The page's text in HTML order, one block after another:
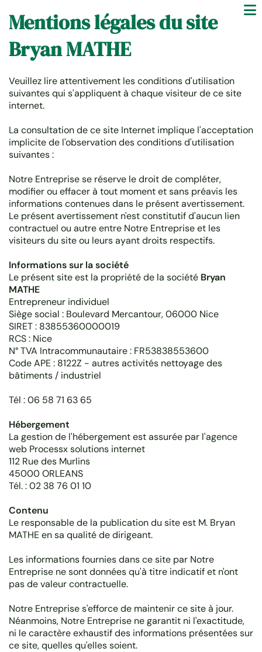
Mentions légales du site
Bryan MATHE
Veuillez lire attentivement les conditions d'utilisation
suivantes qui s'appliquent à chaque visiteur de ce site
internet.
La consultation de ce site Internet implique l'acceptation
implicite de l'observation des conditions d'utilisation
suivantes :
Notre Entreprise se réserve le droit de compléter,
modifier ou effacer à tout moment et sans préavis les
informations contenues dans le présent avertissement.
Le présent avertissement n'est constitutif d'aucun lien
contractuel ou autre entre Notre Entreprise et les
visiteurs du site ou leurs ayant droits respectifs.
Informations sur la société
Le présent site est la propriété de la société Bryan
MATHE
Entrepreneur individuel
Siège social : Boulevard Mercantour, 06000 Nice
SIRET : 83855360000019
RCS : Nice
N° TVA Intracommunautaire : FR53838553600
Code APE : 8122Z - autres activités nettoyage des
bâtiments / industriel
Tél : 06 58 71 63 65
Hébergement
La gestion de l'hébergement est assurée par l'agence
web Processx solutions internet
112 Rue des Murlins
45000 ORLEANS
Tél. : 02 38 76 01 10
Contenu
Le responsable de la publication du site est M. Bryan
MATHE en sa qualité de dirigeant.
Les informations fournies dans ce site par Notre
Entreprise ne sont données qu'à titre indicatif et n'ont
pas de valeur contractuelle.
Notre Entreprise s'efforce de maintenir ce site à jour.
Néanmoins, Notre Entreprise ne garantit ni l'exactitude,
ni le caractère exhaustif des informations présentées sur
ce site, quelles qu'elles soient.